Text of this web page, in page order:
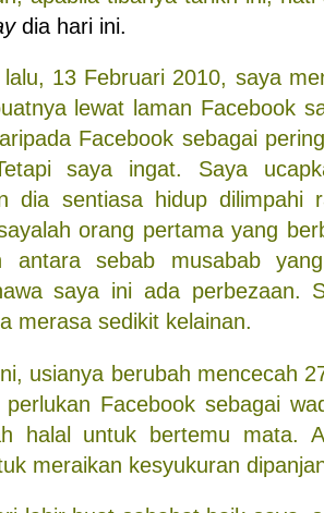
dia hari ini.
13 Februari 2010, saya
lewat laman Facebook
Facebook sebagai
saya ingat. Saya
dia sentiasa hidup dilimpahi
orang pertama yang
antara sebab musabab
saya ini ada perbezaan.
merasa sedikit kelainan.
usianya berubah mencecah
Facebook sebagai
halal untuk bertemu mata.
meraikan kesyukuran